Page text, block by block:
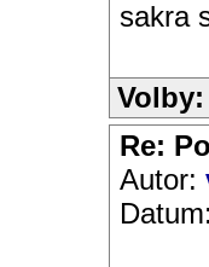
sakra
Volby:
Re:
Autor: